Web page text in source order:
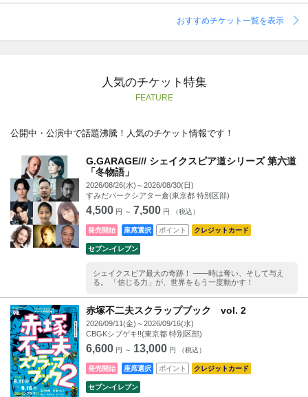
おすすめチケット一覧を表示
人気のチケット特集
FEATURE
公開中・公演中で話題沸騰！人気のチケット情報です！
G.GARAGE/// シェイクスピア道シリーズ 第六道
「冬物語」
2026/08/26(水)～2026/08/30(日)
すみだパークシアター倉(東京都 特別区部)
4,500 円 ～ 7,500 円 （税込）
発売開始 座席選択 ポイント クレジットカード
セブン‐イレブン
シェイクスピア最大の奇跡！ ――時は奪い、そして与え
る。 「信じる力」が、世界をもう一度動かす！
赤塚不二夫スクラップブック vol. 2
2026/09/11(金)～2026/09/16(水)
CBGKシブゲキ!!(東京都 特別区部)
6,600 円 ～ 13,000 円 （税込）
発売開始 座席選択 ポイント クレジットカード
セブン‐イレブン